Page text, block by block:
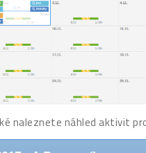
naleznete náhled aktivit